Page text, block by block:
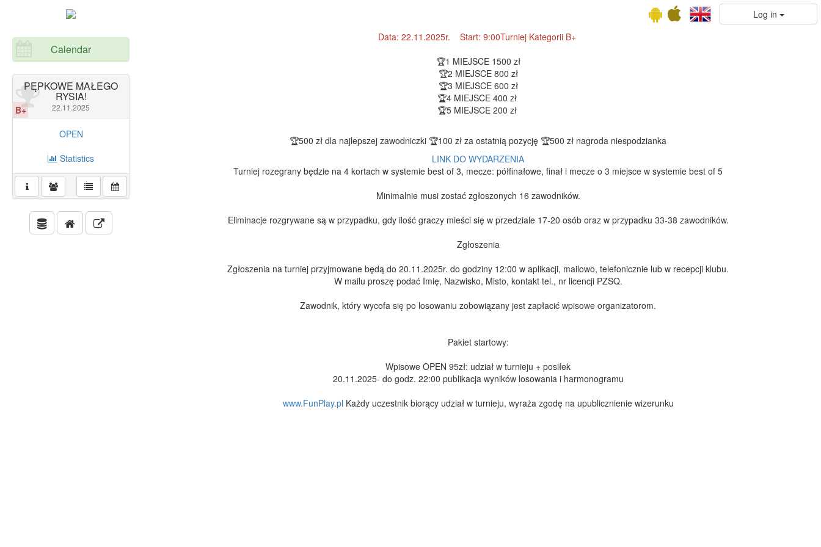
Log in
Calendar
B+
PĘPKOWE MAŁEGO
RYSIA!
22.11.2025
OPEN
Statistics
Data: 22.11.2025r. Start: 9:00Turniej Kategorii B+
🏆1 MIEJSCE 1500 zł
🏆2 MIEJSCE 800 zł
🏆3 MIEJSCE 600 zł
🏆4 MIEJSCE 400 zł
🏆5 MIEJSCE 200 zł
🏆500 zł dla najlepszej zawodniczki 🏆100 zł za ostatnią pozycję 🏆500 zł nagroda niespodzianka
LINK DO WYDARZENIA
Turniej rozegrany będzie na 4 kortach w systemie best of 3, mecze: półfinałowe, finał i mecze o 3 miejsce w systemie best of 5
Minimalnie musi zostać zgłoszonych 16 zawodników.
Eliminacje rozgrywane są w przypadku, gdy ilość graczy mieści się w przedziale 17-20 osób oraz w przypadku 33-38 zawodników.
Zgłoszenia
Zgłoszenia na turniej przyjmowane będą do 20.11.2025r. do godziny 12:00 w aplikacji, mailowo, telefonicznie lub w recepcji klubu.
W mailu proszę podać Imię, Nazwisko, Misto, kontakt tel., nr licencji PZSQ.
Zawodnik, który wycofa się po losowaniu zobowiązany jest zapłacić wpisowe organizatorom.
Pakiet startowy:
Wpisowe OPEN 95zł: udział w turnieju + posiłek
20.11.2025- do godz. 22:00 publikacja wyników losowania i harmonogramu
www.FunPlay.pl Każdy uczestnik biorący udział w turnieju, wyraża zgodę na upublicznienie wizerunku